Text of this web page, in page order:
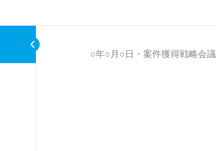
○年○月○日・案件獲得戦略会議